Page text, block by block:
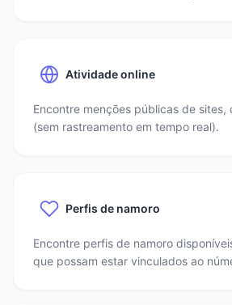
Atividade online
Encontre menções públicas de sites,
(sem rastreamento em tempo real).
Perfis de namoro
Encontre perfis de namoro
que possam estar vinculados ao